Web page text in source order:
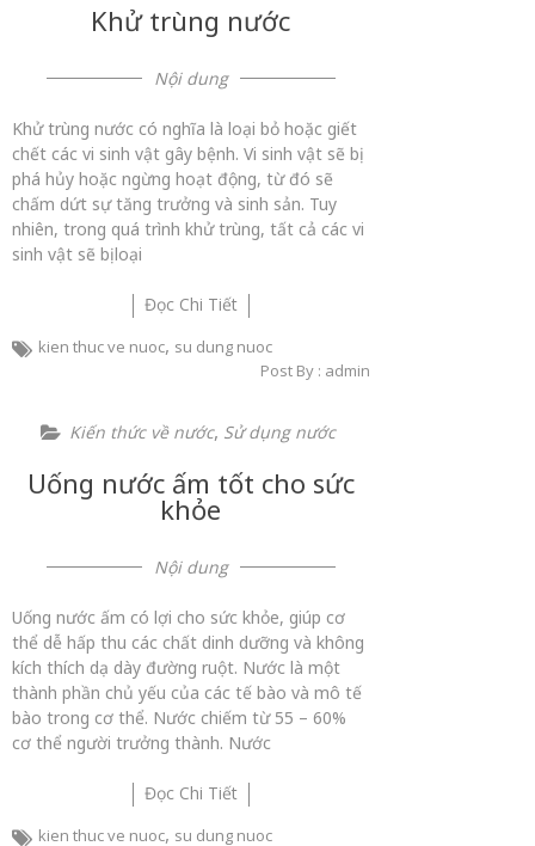
Khử trùng nước
Nội dung
Khử trùng nước có nghĩa là loại bỏ hoặc giết
chết các vi sinh vật gây bệnh. Vi sinh vật sẽ bị
phá hủy hoặc ngừng hoạt động, từ đó sẽ
chấm dứt sự tăng trưởng và sinh sản. Tuy
nhiên, trong quá trình khử trùng, tất cả các vi
sinh vật sẽ bị loại
Đọc Chi Tiết
kien thuc ve nuoc, su dung nuoc
Post By : admin
Kiến thức về nước, Sử dụng nước
Uống nước ấm tốt cho sức
khỏe
Nội dung
Uống nước ấm có lợi cho sức khỏe, giúp cơ
thể dễ hấp thu các chất dinh dưỡng và không
kích thích dạ dày đường ruột. Nước là một
thành phần chủ yếu của các tế bào và mô tế
bào trong cơ thể. Nước chiếm từ 55 – 60%
cơ thể người trưởng thành. Nước
Đọc Chi Tiết
kien thuc ve nuoc, su dung nuoc